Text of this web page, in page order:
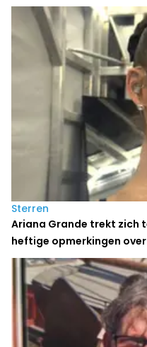
Sterren
Ariana Grande trekt zich
heftige opmerkingen